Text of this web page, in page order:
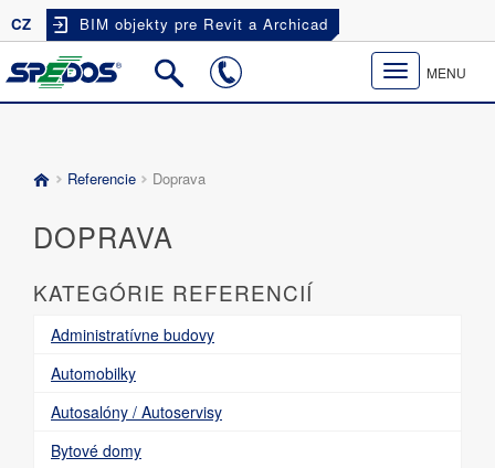
CZ BIM objekty pre Revit a Archicad
Toggle
navigation
MENU
Referencie Doprava
DOPRAVA
KATEGÓRIE REFERENCIÍ
Administratívne budovy
Automobilky
Autosalóny / Autoservisy
Bytové domy